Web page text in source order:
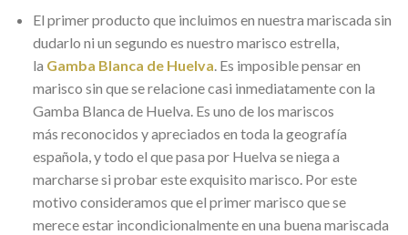
El primer producto que incluimos en nuestra mariscada sin
dudarlo ni un segundo es nuestro marisco estrella,
la Gamba Blanca de Huelva. Es imposible pensar en
marisco sin que se relacione casi inmediatamente con la
Gamba Blanca de Huelva. Es uno de los mariscos
más reconocidos y apreciados en toda la geografía
española, y todo el que pasa por Huelva se niega a
marcharse si probar este exquisito marisco. Por este
motivo consideramos que el primer marisco que se
merece estar incondicionalmente en una buena mariscada